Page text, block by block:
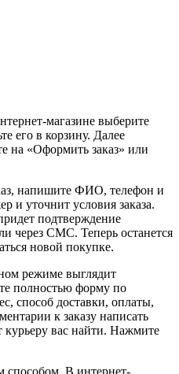
магазине выберите
его в корзину. Далее
на «Оформить заказ» или
напишите ФИО, телефон и
и уточнит условия заказа.
подтверждение
через СМС. Теперь останется
новой покупке.
режиме выглядит
полностью форму по
способ доставки, оплаты,
к заказу написать
вас найти. Нажмите
способом. В интернет-